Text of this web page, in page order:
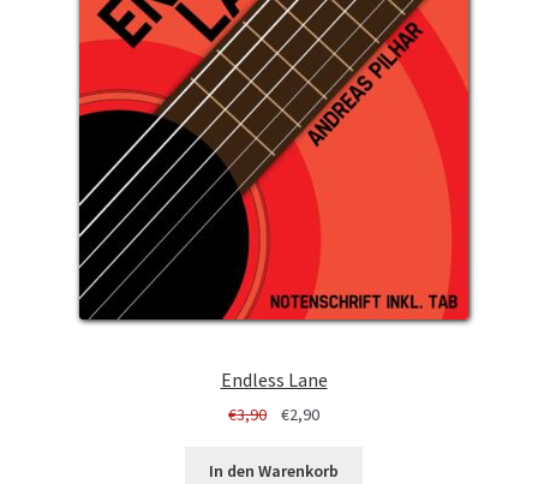
Endless Lane
€3,90
Ursprünglicher
war:
€2,90Aktueller
ist:
In den Warenkorb